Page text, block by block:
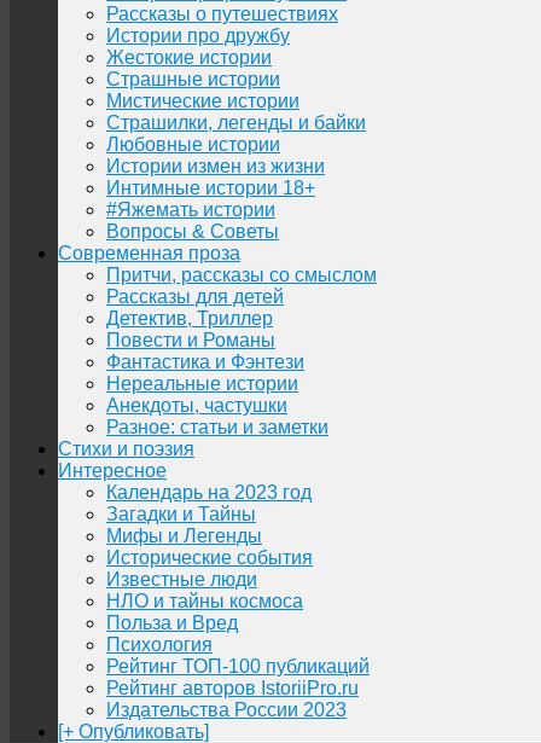
Рассказы о путешествиях
Истории про дружбу
Жестокие истории
Страшные истории
Мистические истории
Страшилки, легенды и байки
Любовные истории
Истории измен из жизни
Интимные истории 18+
#Яжемать истории
Вопросы & Советы
Современная проза
Притчи, рассказы со смыслом
Рассказы для детей
Детектив, Триллер
Повести и Романы
Фантастика и Фэнтези
Нереальные истории
Анекдоты, частушки
Разное: статьи и заметки
Стихи и поэзия
Интересное
Календарь на 2023 год
Загадки и Тайны
Мифы и Легенды
Исторические события
Известные люди
НЛО и тайны космоса
Польза и Вред
Психология
Рейтинг ТОП-100 публикаций
Рейтинг авторов IstoriiPro.ru
Издательства России 2023
[+ Опубликовать]